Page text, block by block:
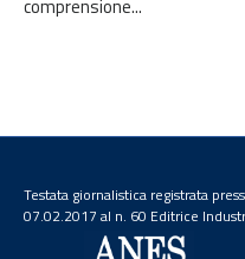
comprensione...
Testata giornalistica registrata
07.02.2017 al n. 60 Editrice